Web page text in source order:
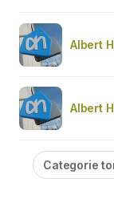
Albert
Albert
Categorie